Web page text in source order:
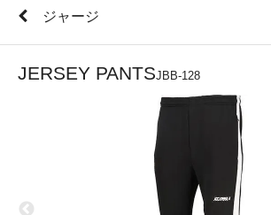
ジャージ
JERSEY PANTSJBB-128